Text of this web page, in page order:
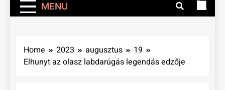
MENU
Home 2023 augusztus
19
Elhunyt az olasz labdarúgás legendás edzője